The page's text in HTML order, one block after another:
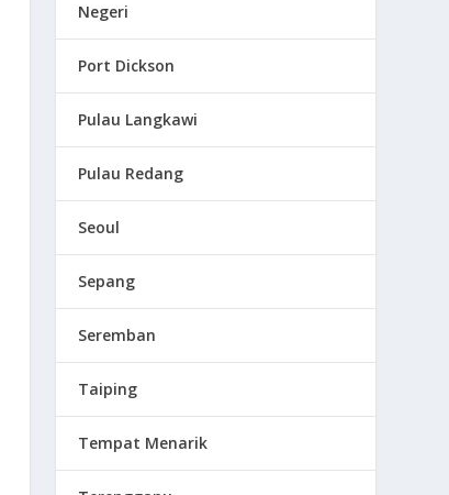
Negeri
Port Dickson
Pulau Langkawi
Pulau Redang
Seoul
Sepang
Seremban
Taiping
Tempat Menarik